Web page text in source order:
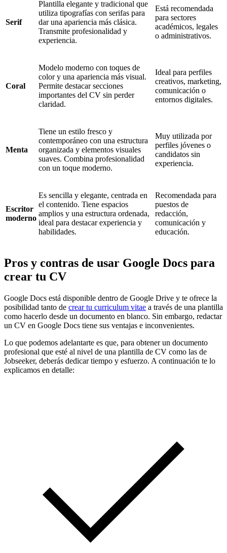
Serif
Plantilla elegante y tradicional que
utiliza tipografías con serifas para
dar una apariencia más clásica.
Transmite profesionalidad y
experiencia.
Está recomendada
para sectores
académicos, legales
o administrativos.
Coral
Modelo moderno con toques de
color y una apariencia más visual.
Permite destacar secciones
importantes del CV sin perder
claridad.
Ideal para perfiles
creativos, marketing,
comunicación o
entornos digitales.
Menta
Tiene un estilo fresco y
contemporáneo con una estructura
organizada y elementos visuales
suaves. Combina profesionalidad
con un toque moderno.
Muy utilizada por
perfiles jóvenes o
candidatos sin
experiencia.
Escritor
moderno
Es sencilla y elegante, centrada en
el contenido. Tiene espacios
amplios y una estructura ordenada,
ideal para destacar experiencia y
habilidades.
Recomendada para
puestos de
redacción,
comunicación y
educación.
Pros y contras de usar Google Docs para
crear tu CV
Google Docs está disponible dentro de Google Drive y te ofrece la
posibilidad tanto de crear tu curriculum vitae a través de una plantilla
como hacerlo desde un documento en blanco. Sin embargo, redactar
un CV en Google Docs tiene sus ventajas e inconvenientes.
Lo que podemos adelantarte es que, para obtener un documento
profesional que esté al nivel de una plantilla de CV como las de
Jobseeker, deberás dedicar tiempo y esfuerzo. A continuación te lo
explicamos en detalle: